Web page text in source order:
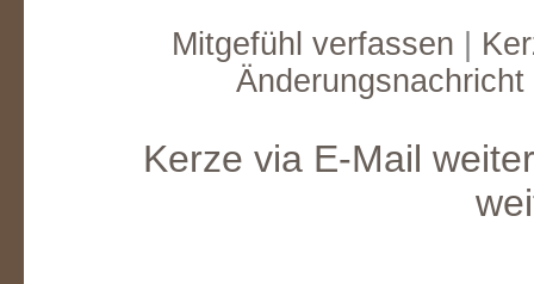
Mitgefühl verfassen
Kerze via E-Mail